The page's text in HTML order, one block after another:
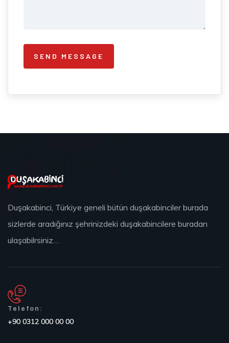
Duşakabinci, Türkiye geneli bütün duşakabinciler burada
sizlerde aradığınız şehrinizdeki duşakabincilere buradan
ulaşabilrsiniz…
Telefon:
+90 0312 000 00 00